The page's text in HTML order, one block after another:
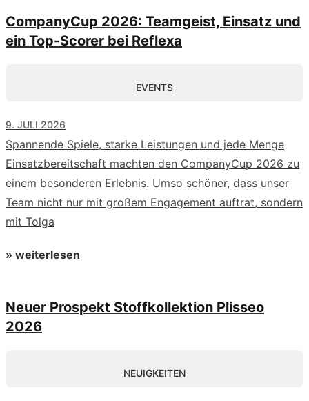
CompanyCup 2026: Teamgeist, Einsatz und
ein Top-Scorer bei Reflexa
EVENTS
9. JULI 2026
Spannende Spiele, starke Leistungen und jede Menge
Einsatzbereitschaft machten den CompanyCup 2026 zu
einem besonderen Erlebnis. Umso schöner, dass unser
Team nicht nur mit großem Engagement auftrat, sondern
mit Tolga
» weiterlesen
Neuer Prospekt Stoffkollektion Plisseo
2026
NEUIGKEITEN